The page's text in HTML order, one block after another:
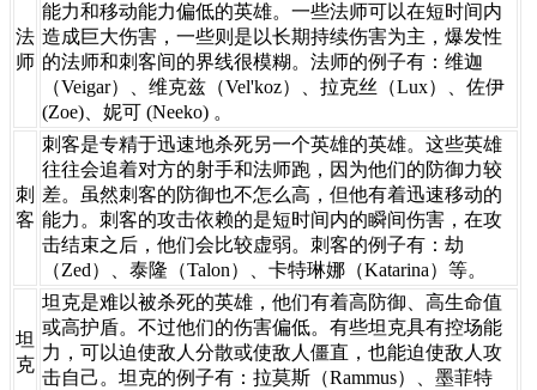
​法
师
能力和移动能力偏低的英雄。一些法师可以在短时间内
造成巨大伤害，一些则是以长期持续伤害为主，爆发性
的法师和刺客间的界线很模糊。法师的例子有：维迦
（Veigar）、维克兹（Vel'koz）、拉克丝（Lux）、佐伊
(Zoe)、妮可 (Neeko) 。
​刺
客
​刺客是专精于迅速地杀死另一个英雄的英雄。这些英雄
往往会追着对方的射手和法师跑，因为他们的防御力较
差。虽然刺客的防御也不怎么高，但他有着迅速移动的
能力。刺客的攻击依赖的是短时间内的瞬间伤害，在攻
击结束之后，他们会比较虚弱。刺客的例子有：劫
（Zed）、泰隆（Talon）、卡特琳娜（Katarina）等。
​坦
克
​坦克是难以被杀死的英雄，他们有着高防御、高生命值
或高护盾。不过他们的伤害偏低。有些坦克具有控场能
力，可以迫使敌人分散或使敌人僵直，也能迫使敌人攻
击自己。坦克的例子有：拉莫斯（Rammus）、墨菲特